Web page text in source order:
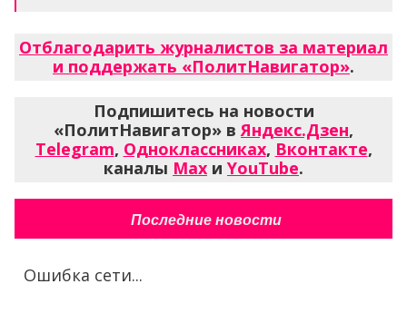
Отблагодарить журналистов за материал
и поддержать «ПолитНавигатор».
Подпишитесь на новости
«ПолитНавигатор» вЯндекс.Дзен,
Telegram, Одноклассниках, Вконтакте,
каналы Max и YouTube.
Последние новости
Ошибка сети...